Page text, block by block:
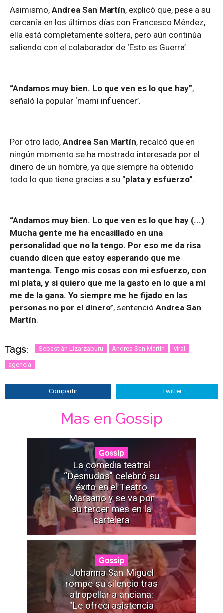
Asimismo, Andrea San Martín, explicó que, pese a su
cercanía en los últimos días con Francesco Méndez,
ella está completamente soltera, pero aún continúa
saliendo con el colaborador de ‘Esto es Guerra’.
“Andamos muy bien. Lo que ven es lo que hay”,
señaló la popular ‘mami influencer’.
Por otro lado, Andrea San Martín, recalcó que en
ningún momento se ha mostrado interesada por el
dinero de un hombre, ya que siempre ha obtenido
todo lo que tiene gracias a su “plata y esfuerzo”.
“Andamos muy bien. Lo que ven es lo que hay (...)
Mucha gente me ha encasillado en una
personalidad que no la tengo. Por eso me da risa
cuando dicen que estoy esperando que me
mantenga. Tengo mis cosas con mi esfuerzo, con
mi plata, y si quiero que me la gasto en lo que a mi
me de la gana. Yo siempre me he fijado en las
personas no por el dinero”, sentenció Andrea San
Martín.
Tags: Sebastián Lizarzaburu Andrea San Martín viral
agencia
Compartir Twitter
Mas en Gossip
Gossip
La comedia teatral
“Desnudos” celebró su
éxito en el Teatro
Marsano y se va por
su tercer mes en la
cartelera
Gossip
Johanna San Miguel
rompe su silencio tras
atropellar a anciana:
"Le ofrecí asistencia